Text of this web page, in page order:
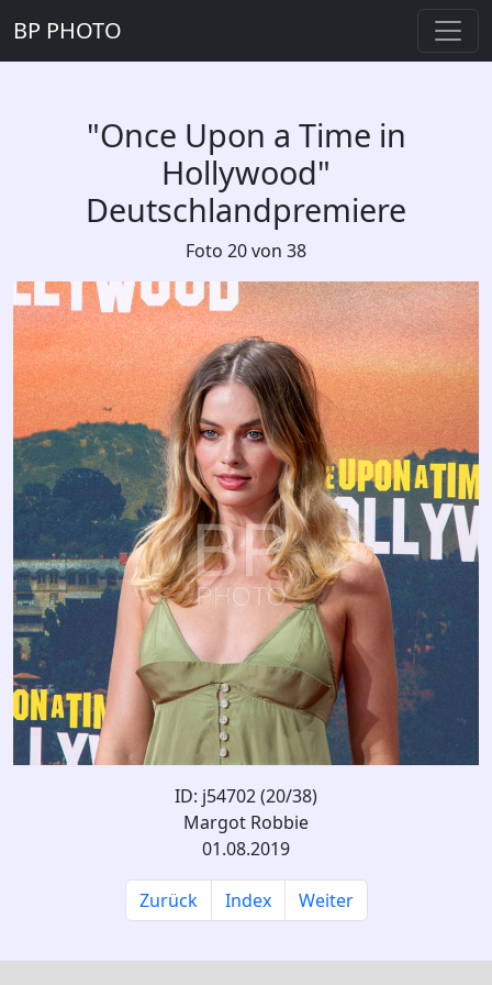
BP PHOTO
"Once Upon a Time in
Hollywood"
Deutschlandpremiere
Foto 20 von 38
ID: j54702 (20/38)
Margot Robbie
01.08.2019
Zurück Index Weiter